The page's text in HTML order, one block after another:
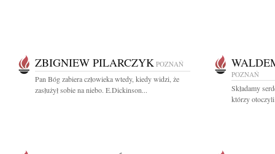
ZBIGNIEW PILARCZYK POZNAŃ
Pan Bóg zabiera człowieka wtedy, kiedy widzi, że
zasłużył sobie na niebo. E.Dickinson...
POZNAŃ
Składamy
którzy